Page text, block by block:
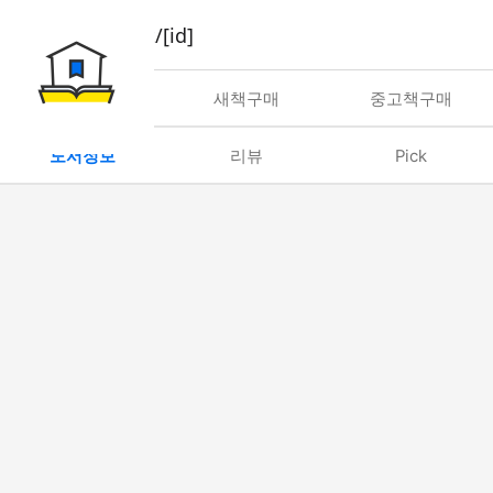
book/rent/[id]
대여 새책구매 중고책구매
도서정보 리뷰 Pick